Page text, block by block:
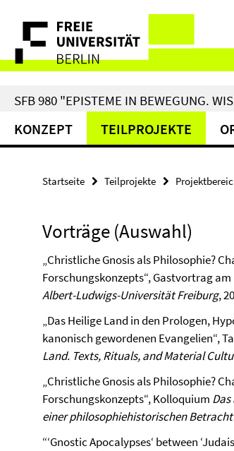
direkt
Inhalt
Service-
Navigation
SFB 980 "EPISTEME IN BEWEGUNG.
KONZEPT TEILPROJEKTE
Startseite Teilprojekte
Vorträge (Auswahl)
„Christliche Gnosis als Philosophie?
Forschungskonzepts“, Gastvortrag am
Albert-Ludwigs-Universität Freiburg,
„Das Heilige Land in den Prologen,
kanonisch gewordenen Evangelien“,
Land. Texts, Rituals, and Material
„Christliche Gnosis als Philosophie?
Forschungskonzepts“, Kolloquium
einer philosophiehistorischen
“‘Gnostic Apocalypses‘ between